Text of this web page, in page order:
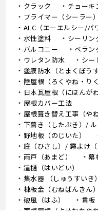
クラック チョーキ
プライマー（シーラー）
ALC（エーエルシー/パ
水性塗料
シーリン
バルコニー
ベラン
ウレタン防水
シー
塗膜防水（とまくぼうす
陸屋根（ろくやね・りく
日本瓦屋根（にほんが
屋根カバー工法
屋根葺き替え工事（や
下葺き（したぶき）/
野地板（のじいた）
庇（ひさし）/ 霧よけ（
雨戸（あまど）
幕
這樋（はいどい）
集水器 （しゅうすいき
棟板金（むねばんきん）
破風（はふ）
貫板
寄棟屋根（よせむねやね